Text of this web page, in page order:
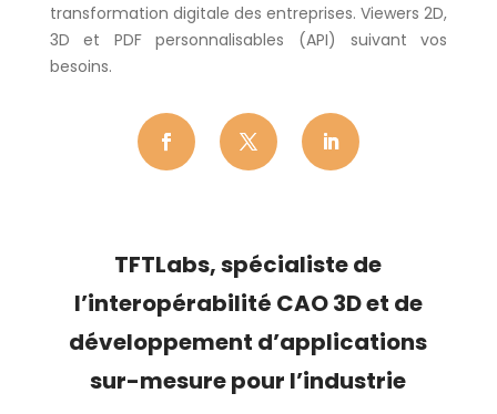
transformation digitale des entreprises. Viewers 2D,
3D et PDF personnalisables (API) suivant vos
besoins.
TFTLabs, spécialiste de
l’interopérabilité CAO 3Det de
développement d’applications
sur-mesure pour l’industrie